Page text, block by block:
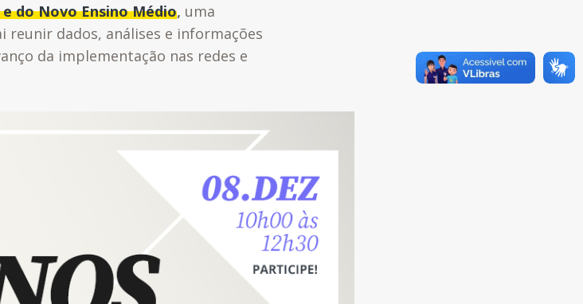
do Novo Ensino Médio, uma
reunir dados, análises e informações
da implementação nas redes e